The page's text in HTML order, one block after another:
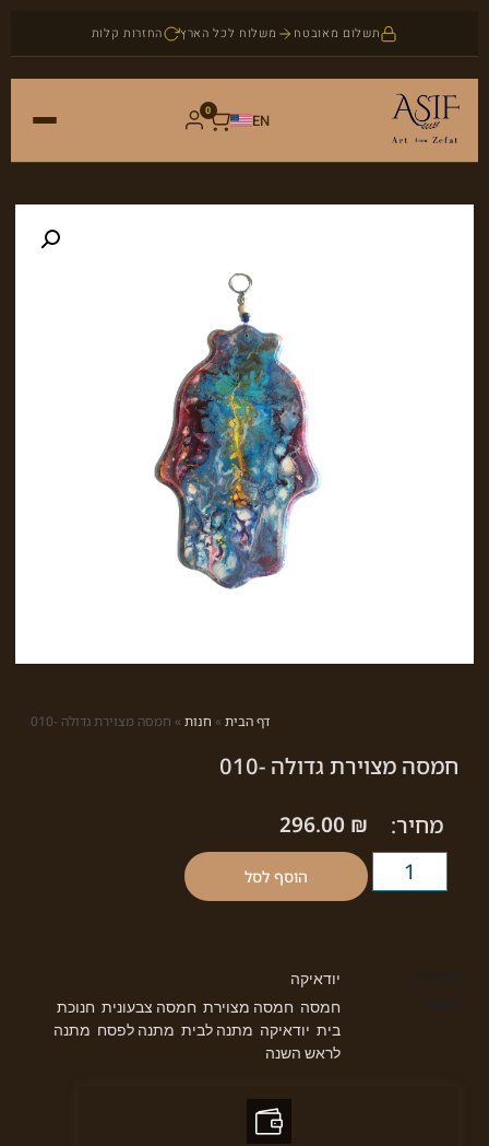
תשלום מאובטח משלוח לכל הארץ החזרות קלות
EN
0
דף הבית » חנות » חמסה מצוירת גדולה -010
חמסה מצוירת גדולה -010
מחיר:
296.00 ₪
הוסף לסל
יודאיקה
חמסה חמסה מצוירת חמסה צבעונית חנוכת
בית יודאיקה מתנה לבית מתנה לפסח מתנה
לראש השנה